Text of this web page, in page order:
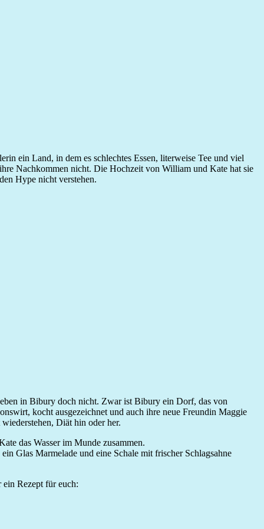
ein Land, in dem es schlechtes Essen, literweise Tee und viel
Nachkommen nicht. Die Hochzeit von William und Kate hat sie
Hype nicht verstehen.
in Bibury doch nicht. Zwar ist Bibury ein Dorf, das von
kocht ausgezeichnet und auch ihre neue Freundin Maggie
Diät hin oder her.
das Wasser im Munde zusammen.
Glas Marmelade und eine Schale mit frischer Schlagsahne
Rezept für euch: